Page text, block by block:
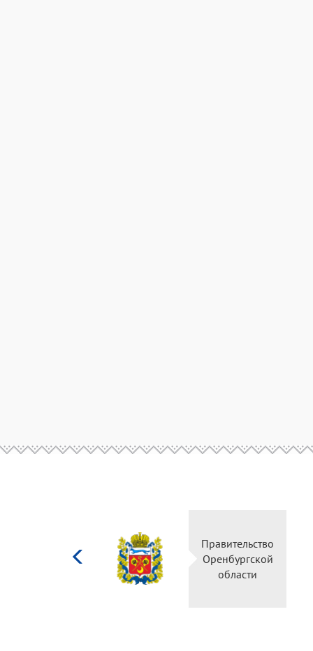
Правительство
Оренбургской
области